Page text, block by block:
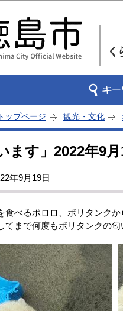
トップページ 観光・文化
ます」2022年9月
年9月19日
べるポロロ、ポリタンクか
てまで何度もポリタンクの匂